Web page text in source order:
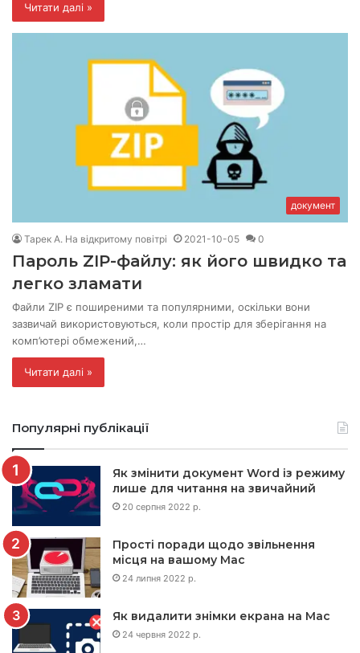
Читати далі »
документ
Тарек А. На відкритому повітрі 2021-10-05 0
Пароль ZIP-файлу: як його швидко та
легко зламати
Файли ZIP є поширеними та популярними, оскільки вони
зазвичай використовуються, коли простір для зберігання на
комп’ютері обмежений,…
Читати далі »
Популярні публікації
Як змінити документ Word із режиму
лише для читання на звичайний
20 серпня 2022 р.
Прості поради щодо звільнення
місця на вашому Mac
24 липня 2022 р.
Як видалити знімки екрана на Mac
24 червня 2022 р.